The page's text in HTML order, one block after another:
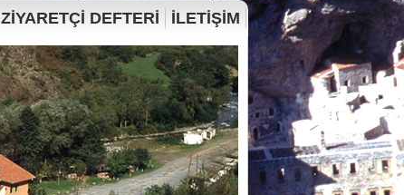
ZİYARETÇİ DEFTERİ İLETİŞİM